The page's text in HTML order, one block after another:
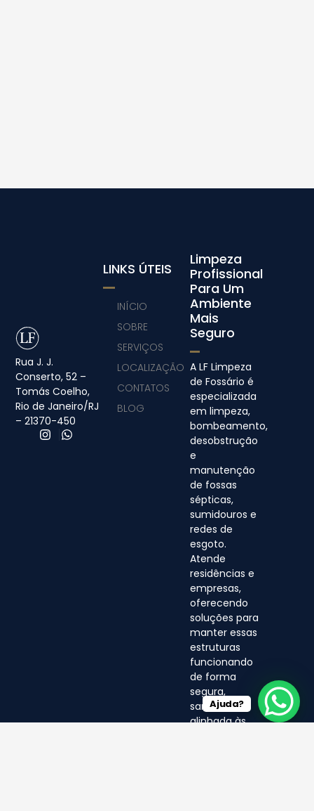
Rua J. J.
Conserto, 52 –
Tomás Coelho,
Rio de Janeiro/RJ
– 21370-450
Limpeza
Profissional
Para Um
Ambiente
Mais
Seguro
A LF Limpeza
de Fossário é
especializada
em limpeza,
bombeamento,
desobstrução
e
manutenção
de fossas
sépticas,
sumidouros e
redes de
esgoto.
Atende
residências e
empresas,
oferecendo
soluções para
manter essas
estruturas
funcionando
de forma
segura,
sanitária e
alinhada às
LINKS ÚTEIS
INÍCIO
SOBRE
SERVIÇOS
LOCALIZAÇÃO
CONTATOS
BLOG
Ajuda?